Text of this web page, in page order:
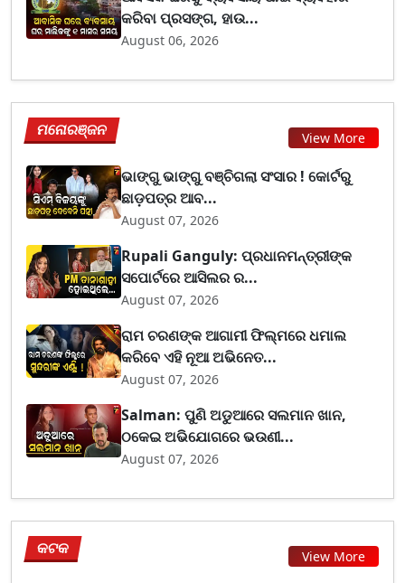
କରିବା ପ୍ରସଙ୍ଗ, ହାଉ...
August 06, 2026
ମନୋରଞ୍ଜନ View More
ଭାଙ୍ଗୁ ଭାଙ୍ଗୁ ବଞ୍ଚିଗଲା ସଂସାର ! କୋର୍ଟରୁ
ଛାଡ଼ପତ୍ର ଆବ...
August 07, 2026
Rupali Ganguly: ପ୍ରଧାନମନ୍ତ୍ରୀଙ୍କ
ସପୋର୍ଟରେ ଆସିଲର ର...
August 07, 2026
ରାମ ଚରଣଙ୍କ ଆଗାମୀ ଫିଲ୍ମରେ ଧମାଲ
କରିବେ ଏହି ନୂଆ ଅଭିନେତ...
August 07, 2026
Salman: ପୁଣି ଅଡୁଆରେ ସଲମାନ ଖାନ,
ଠକେଇ ଅଭିଯୋଗରେ ଭଉଣୀ...
August 07, 2026
କଟକ View More